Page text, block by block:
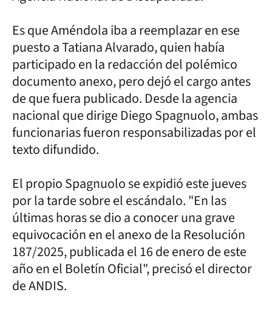
Es que Améndola iba a reemplazar en ese
puesto a Tatiana Alvarado, quien había
participado en la redacción del polémico
documento anexo, pero dejó el cargo antes
de que fuera publicado. Desde la agencia
nacional que dirige Diego Spagnuolo, ambas
funcionarias fueron responsabilizadas por el
texto difundido.
El propio Spagnuolo se expidió este jueves
por la tarde sobre el escándalo. "En las
últimas horas se dio a conocer una grave
equivocación en el anexo de la Resolución
187/2025, publicada el 16 de enero de este
año en el Boletín Oficial", precisó el director
de ANDIS.